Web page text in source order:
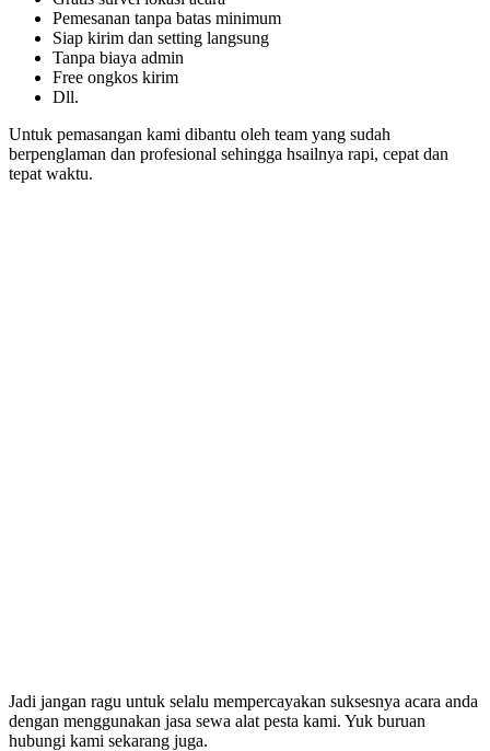
Pemesanan tanpa batas minimum
Siap kirim dan setting langsung
Tanpa biaya admin
Free ongkos kirim
Dll.
Untuk pemasangan kami dibantu oleh team yang sudah
berpenglaman dan profesional sehingga hsailnya rapi, cepat dan
tepat waktu.
Jadi jangan ragu untuk selalu mempercayakan suksesnya acara anda
dengan menggunakan jasa sewa alat pesta kami. Yuk buruan
hubungi kami sekarang juga.